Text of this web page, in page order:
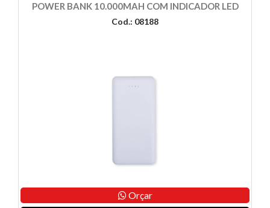
POWER BANK 10.000MAH COM INDICADOR LED
Cod.: 08188
Orçar